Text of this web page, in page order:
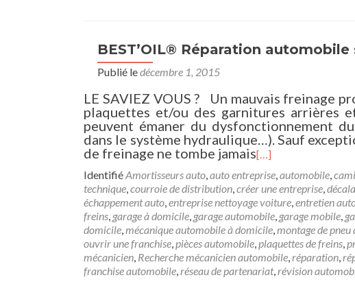
BEST’OIL® Réparation automobile
Publié ledécembre 1, 2015
LE SAVIEZ VOUS ? Un mauvais freinage
plaquettes et/ou des garnitures arrières
peuvent émaner du dysfonctionnement
dans le système hydraulique…). Sauf
de freinage ne tombe jamais[…]
IdentifiéAmortisseurs auto,auto entreprise,automobile,
technique,courroie de distribution,créer une entreprise,
échappement auto,entreprise nettoyage voiture,entretien
freins, garage à domicile, garage automobile, garage mobile,
domicile,mécanique automobile à domicile,montage de
ouvrir une franchise,pièces automobile,plaquettes de freins,
mécanicien, Recherche mécanicien automobile,réparation,
franchise automobile,réseau de partenariat,révision